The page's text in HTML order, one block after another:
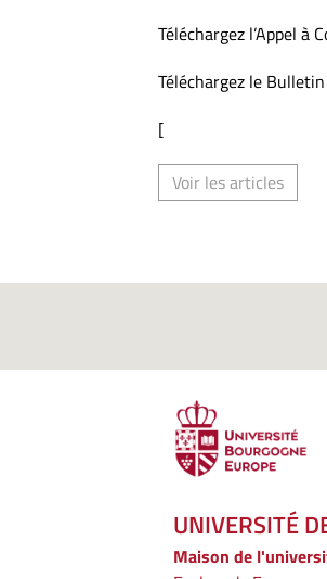
Téléchargez l’Appel à
Téléchargez le
[
Voir les articles
UNIVERSITÉ
Maison de